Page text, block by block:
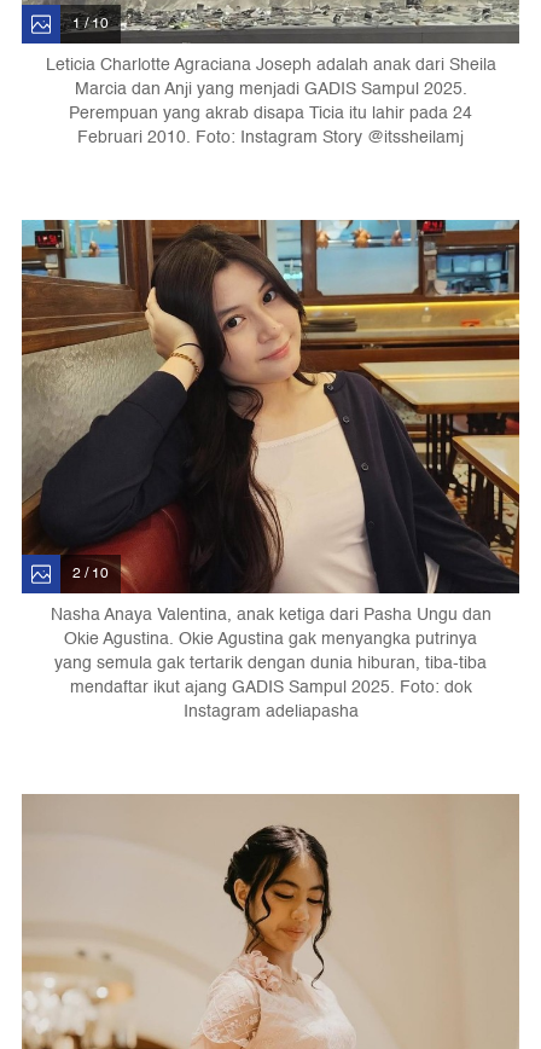
1 / 10
Leticia Charlotte Agraciana Joseph adalah anak dari Sheila
Marcia dan Anji yang menjadi GADIS Sampul 2025.
Perempuan yang akrab disapa Ticia itu lahir pada 24
Februari 2010. Foto: Instagram Story @itssheilamj
2 / 10
Nasha Anaya Valentina, anak ketiga dari Pasha Ungu dan
Okie Agustina. Okie Agustina gak menyangka putrinya
yang semula gak tertarik dengan dunia hiburan, tiba-tiba
mendaftar ikut ajang GADIS Sampul 2025. Foto: dok
Instagram adeliapasha